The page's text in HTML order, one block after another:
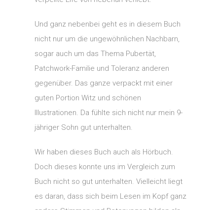
Und ganz nebenbei geht es in diesem Buch
nicht nur um die ungewöhnlichen Nachbarn,
sogar auch um das Thema Pubertät,
Patchwork-Familie und Toleranz anderen
gegenüber. Das ganze verpackt mit einer
guten Portion Witz und schönen
Illustrationen. Da fühlte sich nicht nur mein 9-
jähriger Sohn gut unterhalten.
Wir haben dieses Buch auch als Hörbuch.
Doch dieses konnte uns im Vergleich zum
Buch nicht so gut unterhalten. Vielleicht liegt
es daran, dass sich beim Lesen im Kopf ganz